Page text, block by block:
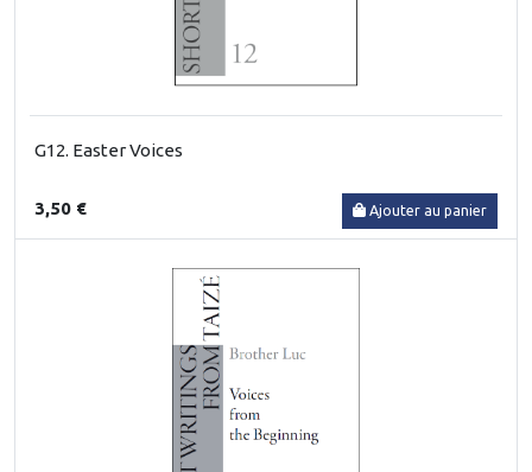
G12. Easter Voices
3,50 € Ajouter au panier